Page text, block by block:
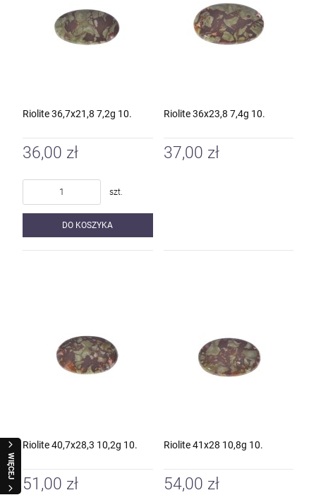
WIĘCEJ
Riolite 36,7x21,8 7,2g 10.
36,00 zł
szt.
DO KOSZYKA
Riolite 36x23,8 7,4g 10.
37,00 zł
Riolite 40,7x28,3 10,2g 10.
51,00 zł
Riolite 41x28 10,8g 10.
54,00 zł